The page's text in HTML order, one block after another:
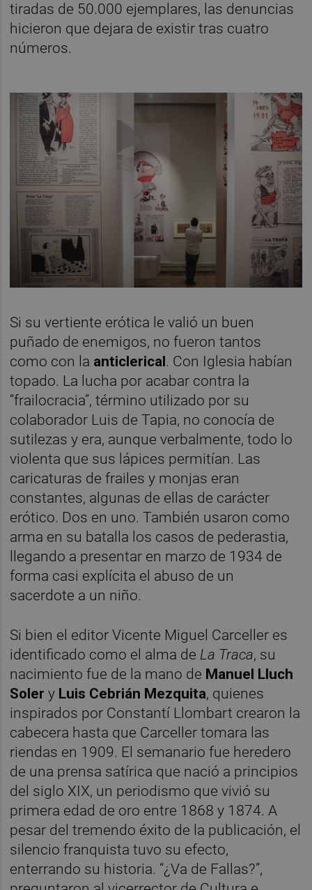
tiradas de 50.000 ejemplares, las denuncias
hicieron que dejara de existir tras cuatro
números.
Si su vertiente erótica le valió un buen
puñado de enemigos, no fueron tantos
como con la anticlerical. Con Iglesia habían
topado. La lucha por acabar contra la
“frailocracia”, término utilizado por su
colaborador Luis de Tapia, no conocía de
sutilezas y era, aunque verbalmente, todo lo
violenta que sus lápices permitían. Las
caricaturas de frailes y monjas eran
constantes, algunas de ellas de carácter
erótico. Dos en uno. También usaron como
arma en su batalla los casos de pederastia,
llegando a presentar en marzo de 1934 de
forma casi explícita el abuso de un
sacerdote a un niño.
Si bien el editor Vicente Miguel Carceller es
identificado como el alma de La Traca, su
nacimiento fue de la mano de Manuel Lluch
Soler y Luis Cebrián Mezquita, quienes
inspirados por Constantí Llombart crearon la
cabecera hasta que Carceller tomara las
riendas en 1909. El semanario fue heredero
de una prensa satírica que nació a principios
del siglo XIX, un periodismo que vivió su
primera edad de oro entre 1868 y 1874. A
pesar del tremendo éxito de la publicación, el
silencio franquista tuvo su efecto,
enterrando su historia. “¿Va de Fallas?”,